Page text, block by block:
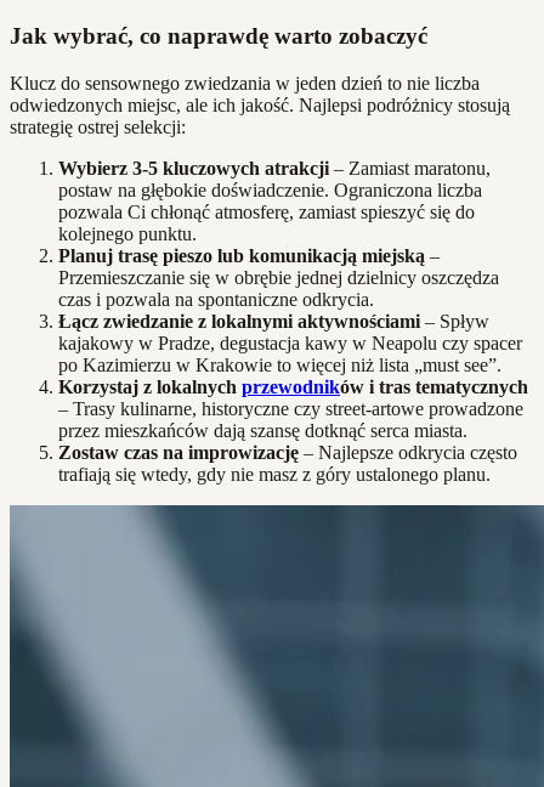
Jak wybrać, co naprawdę warto zobaczyć
Klucz do sensownego zwiedzania w jeden dzień to nie liczba
odwiedzonych miejsc, ale ich jakość. Najlepsi podróżnicy stosują
strategię ostrej selekcji:
Wybierz 3-5 kluczowych atrakcji – Zamiast maratonu,
postaw na głębokie doświadczenie. Ograniczona liczba
pozwala Ci chłonąć atmosferę, zamiast spieszyć się do
kolejnego punktu.
Planuj trasę pieszo lub komunikacją miejską –
Przemieszczanie się w obrębie jednej dzielnicy oszczędza
czas i pozwala na spontaniczne odkrycia.
Łącz zwiedzanie z lokalnymi aktywnościami – Spływ
kajakowy w Pradze, degustacja kawy w Neapolu czy spacer
po Kazimierzu w Krakowie to więcej niż lista „must see”.
Korzystaj z lokalnych przewodników i tras tematycznych
– Trasy kulinarne, historyczne czy street-artowe prowadzone
przez mieszkańców dają szansę dotknąć serca miasta.
Zostaw czas na improwizację – Najlepsze odkrycia często
trafiają się wtedy, gdy nie masz z góry ustalonego planu.